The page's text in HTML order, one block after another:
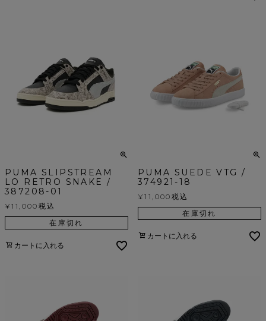
PUMA SLIPSTREAM
LO RETRO SNAKE /
387208-01
¥11,000 税込
在庫切れ
カートに入れる
PUMA SUEDE VTG /
374921-18
¥11,000 税込
在庫切れ
カートに入れる